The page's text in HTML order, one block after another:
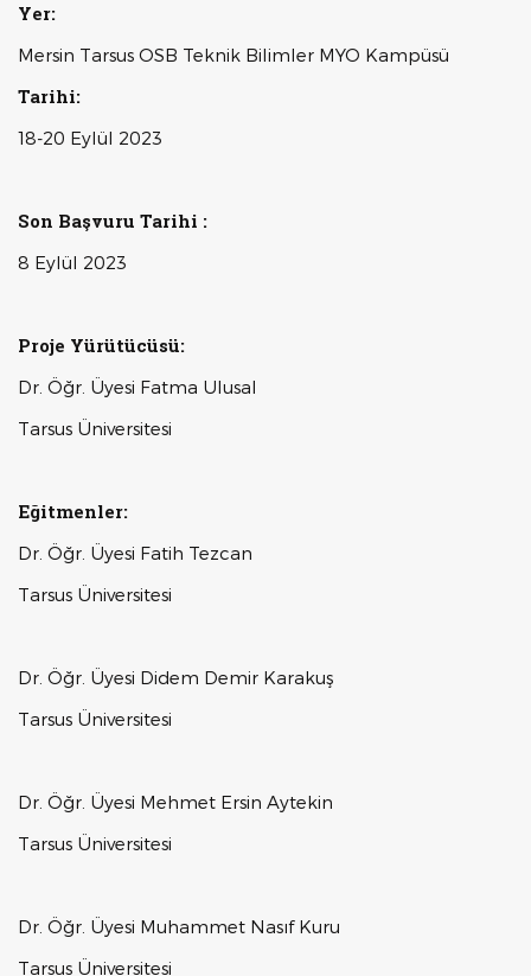
Yer:
Mersin Tarsus OSB Teknik Bilimler MYO Kampüsü
Tarihi:
18-20 Eylül 2023
Son Başvuru Tarihi :
8 Eylül 2023
Proje Yürütücüsü:
Dr. Öğr. Üyesi Fatma Ulusal
Tarsus Üniversitesi
Eğitmenler:
Dr. Öğr. Üyesi Fatih Tezcan
Tarsus Üniversitesi
Dr. Öğr. Üyesi Didem Demir Karakuş
Tarsus Üniversitesi
Dr. Öğr. Üyesi Mehmet Ersin Aytekin
Tarsus Üniversitesi
Dr. Öğr. Üyesi Muhammet Nasıf Kuru
Tarsus Üniversitesi